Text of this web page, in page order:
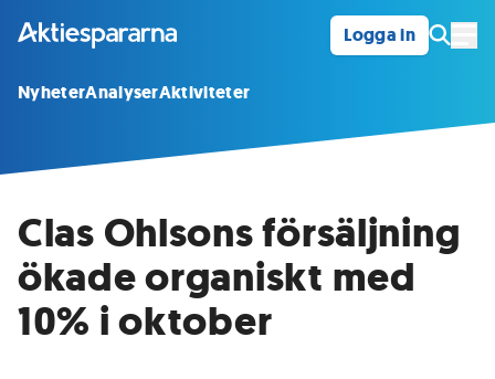
Logga in
NyheterAnalyserAktiviteter
Clas Ohlsons försäljning
ökade organiskt med
10% i oktober